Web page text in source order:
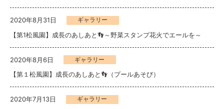
2020年8月31日 ギャラリー
【第1松風園】成長のあしあと👣～野菜スタンプ花火でエールを～
2020年8月6日 ギャラリー
【第１松風園】成長のあしあと👣（プールあそび）
2020年7月13日 ギャラリー